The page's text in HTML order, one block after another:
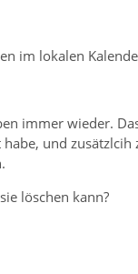
im lokalen
immer wieder.
und zusätzlcih
löschen kann?